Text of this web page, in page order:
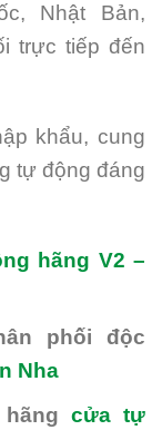
Nhật Bản,
trực tiếp đến
khẩu, cung
tự động đáng
hãng V2 –
phối độc
Nha
hãngcửa tự